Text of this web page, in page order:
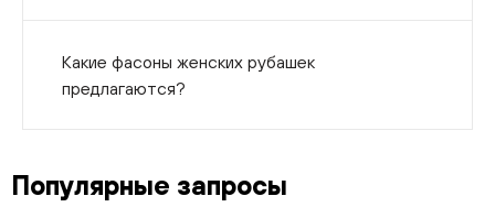
Какие фасоны женских рубашек
предлагаются?
Популярные запросы